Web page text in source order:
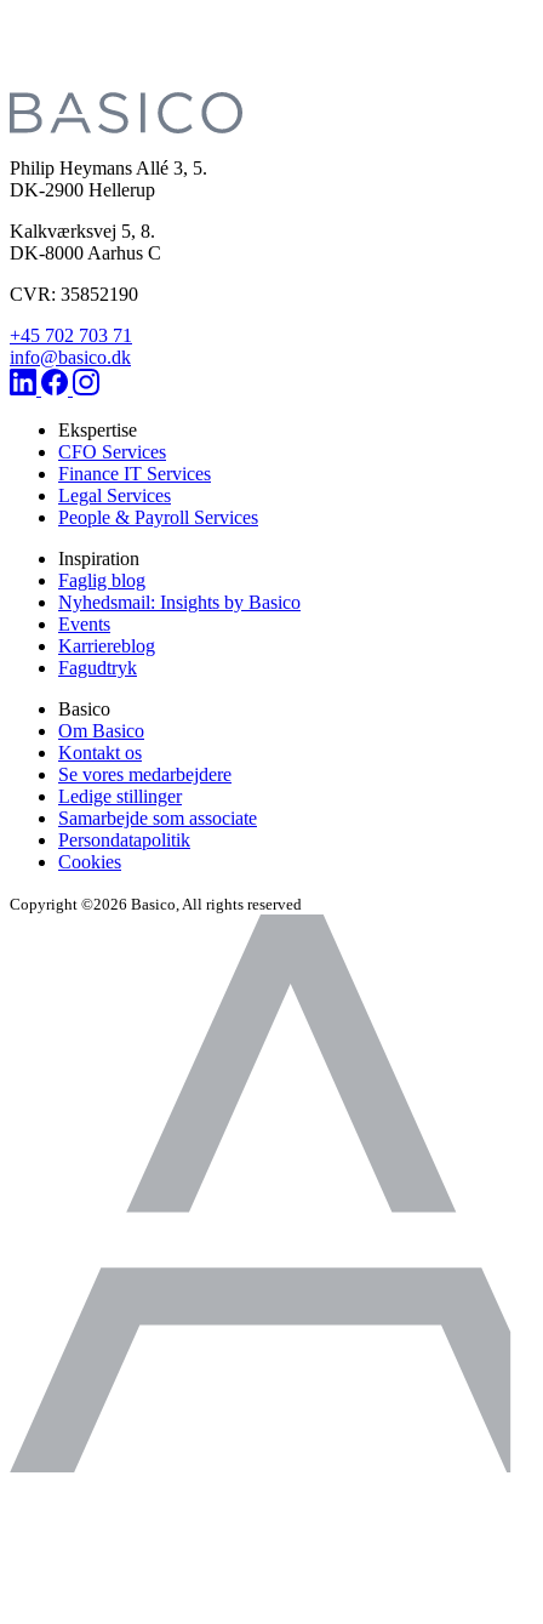
Philip Heymans Allé 3, 5.
DK-2900 Hellerup
Kalkværksvej 5, 8.
DK-8000 Aarhus C
CVR: 35852190
+45 702 703 71
info@basico.dk
Ekspertise
CFO Services
Finance IT Services
Legal Services
People & Payroll Services
Inspiration
Faglig blog
Nyhedsmail: Insights by Basico
Events
Karriereblog
Fagudtryk
Basico
Om Basico
Kontakt os
Se vores medarbejdere
Ledige stillinger
Samarbejde som associate
Persondatapolitik
Cookies
Copyright ©2026 Basico, All rights reserved